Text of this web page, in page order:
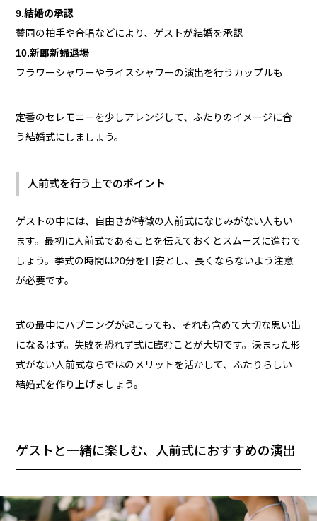
9.結婚の承認
賛同の拍手や合唱などにより、ゲストが結婚を承認
10.新郎新婦退場
フラワーシャワーやライスシャワーの演出を行うカップルも
定番のセレモニーを少しアレンジして、ふたりのイメージに合
う結婚式にしましょう。
人前式を行う上でのポイント
ゲストの中には、自由さが特徴の人前式になじみがない人もい
ます。最初に人前式であることを伝えておくとスムーズに進むで
しょう。挙式の時間は20分を目安とし、長くならないよう注意
が必要です。
式の最中にハプニングが起こっても、それも含めて大切な思い出
になるはず。失敗を恐れず式に臨むことが大切です。決まった形
式がない人前式ならではのメリットを活かして、ふたりらしい
結婚式を作り上げましょう。
ゲストと一緒に楽しむ、人前式におすすめの演出